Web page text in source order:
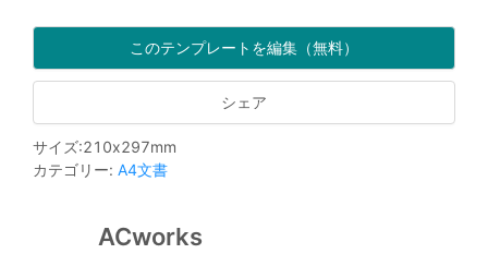
このテンプレートを編集（無料）
シェア
サイズ:210x297mm
カテゴリー: A4文書
ACworks